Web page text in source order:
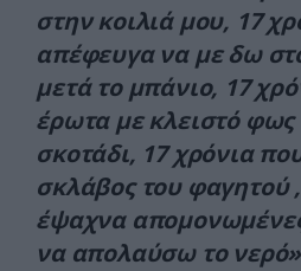
στην κοιλιά μου, 17
απέφευγα να με δω
μετά το μπάνιο, 17
έρωτα με κλειστό
σκοτάδι, 17 χρόνια
σκλάβος του φαγητού
έψαχνα
να απολαύσω το